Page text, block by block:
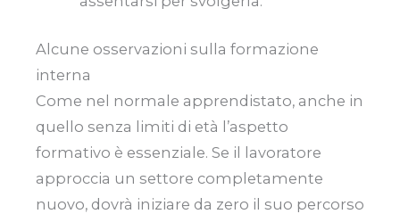
Alcune osservazioni sulla formazione
interna
Come nel normale apprendistato, anche in
quello senza limiti di età l’aspetto
formativo è essenziale. Se il lavoratore
approccia un settore completamente
nuovo, dovrà iniziare da zero il suo percorso